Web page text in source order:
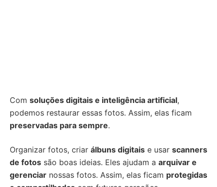
Com soluções digitais e inteligência artificial,
podemos restaurar essas fotos. Assim, elas ficam
preservadas para sempre.
Organizar fotos, criar álbuns digitais e usar scanners
de fotos são boas ideias. Eles ajudam a arquivar e
gerenciar nossas fotos. Assim, elas ficam protegidas